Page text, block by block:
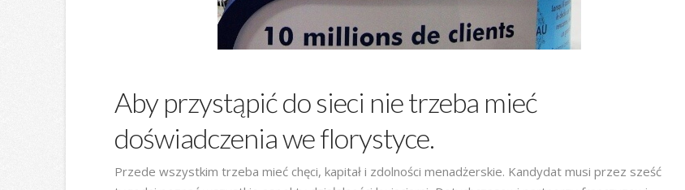
Aby przystąpić do sieci nie trzeba mieć
doświadczenia we florystyce.
Przede wszystkim trzeba mieć chęci, kapitał i zdolności menadżerskie. Kandydat musi przez sześć